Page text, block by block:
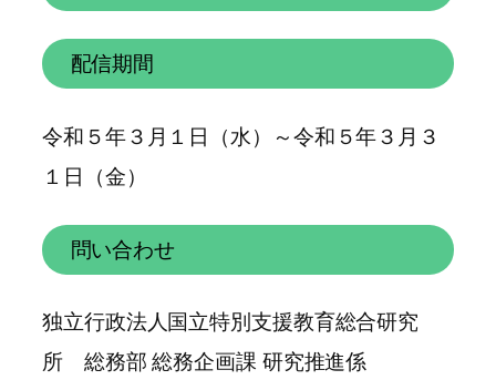
配信期間
令和５年３月１日（水）～令和５年３月３
１日（金）
問い合わせ
独立行政法人国立特別支援教育総合研究
所 総務部 総務企画課 研究推進係